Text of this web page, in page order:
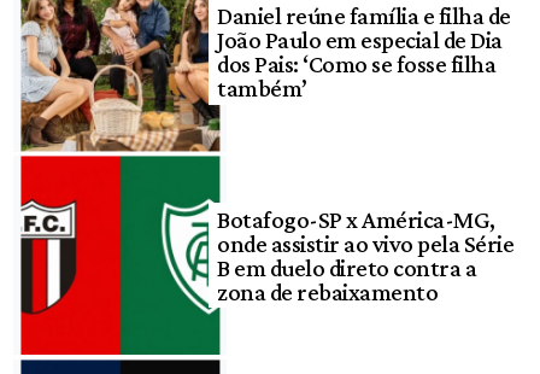
Daniel reúne família e filha de
João Paulo em especial de Dia
dos Pais: ‘Como se fosse filha
também’
Botafogo-SP x América-MG,
onde assistir ao vivo pela Série
B em duelo direto contra a
zona de rebaixamento